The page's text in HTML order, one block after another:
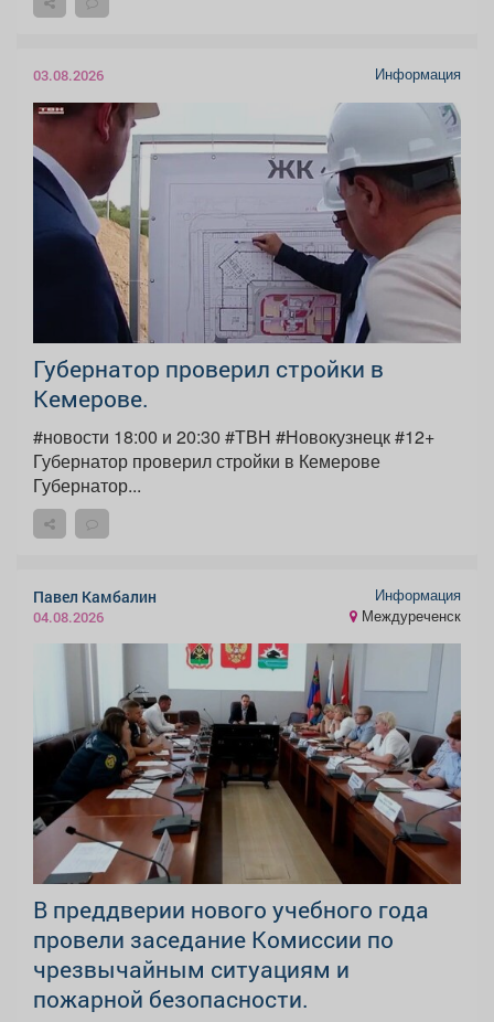
03.08.2026 Информация
Губернатор проверил стройки в
Кемерове.
#новости 18:00 и 20:30 #ТВН #Новокузнецк #12+
Губернатор проверил стройки в Кемерове
Губернатор...
Павел Камбалин
04.08.2026
Информация
Междуреченск
В преддверии нового учебного года
провели заседание Комиссии по
чрезвычайным ситуациям и
пожарной безопасности.